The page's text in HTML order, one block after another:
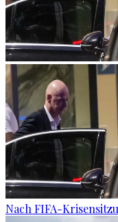
Nach FIFA-